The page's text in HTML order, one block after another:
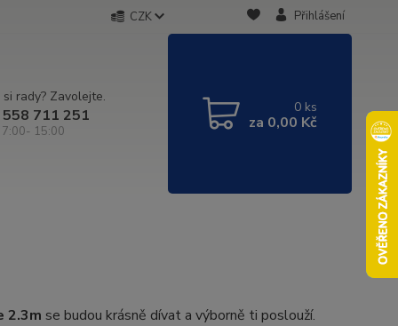
CZK Přihlášení
rady? Zavolejte.
711 251
7:00- 15:00
0 ks
za 0,00 Kč
2.3m se budou krásně dívat a výborně ti poslouží.